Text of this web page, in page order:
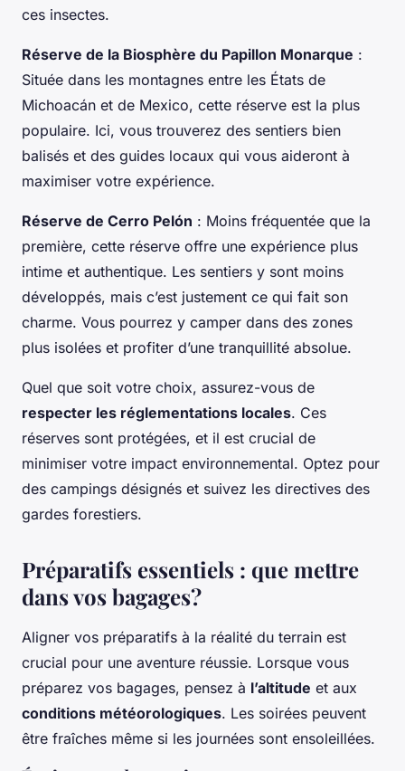
ces insectes.
Réserve de la Biosphère du Papillon Monarque :
Située dans les montagnes entre les États de
Michoacán et de Mexico, cette réserve est la plus
populaire. Ici, vous trouverez des sentiers bien
balisés et des guides locaux qui vous aideront à
maximiser votre expérience.
Réserve de Cerro Pelón : Moins fréquentée que la
première, cette réserve offre une expérience plus
intime et authentique. Les sentiers y sont moins
développés, mais c’est justement ce qui fait son
charme. Vous pourrez y camper dans des zones
plus isolées et profiter d’une tranquillité absolue.
Quel que soit votre choix, assurez-vous de
respecter les réglementations locales. Ces
réserves sont protégées, et il est crucial de
minimiser votre impact environnemental. Optez pour
des campings désignés et suivez les directives des
gardes forestiers.
Préparatifs essentiels : que mettre
dans vos bagages?
Aligner vos préparatifs à la réalité du terrain est
crucial pour une aventure réussie. Lorsque vous
préparez vos bagages, pensez à l’altitude et aux
conditions météorologiques. Les soirées peuvent
être fraîches même si les journées sont ensoleillées.